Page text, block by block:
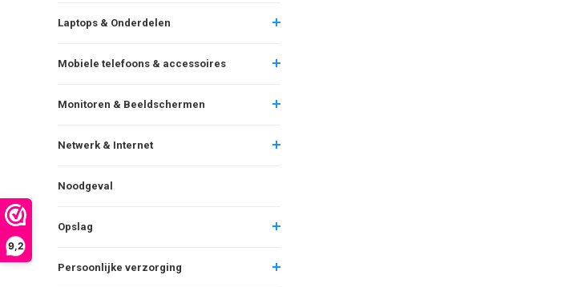
9,2
Laptops & Onderdelen
Mobiele telefoons & accessoires
Monitoren & Beeldschermen
Netwerk & Internet
Noodgeval
Opslag
Persoonlijke verzorging